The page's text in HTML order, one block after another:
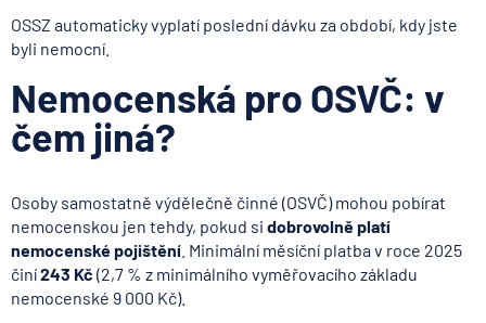
OSSZ automaticky vyplatí poslední dávku za období, kdy jste
byli nemocní.
Nemocenská pro OSVČ: v
čem jiná?
Osoby samostatně výdělečně činné (OSVČ) mohou pobírat
nemocenskou jen tehdy, pokud si dobrovolně platí
nemocenské pojištění . Minimální měsíční platba v roce 2025
činí243 Kč (2,7 % z minimálního vyměřovacího základu
nemocenské 9 000 Kč).